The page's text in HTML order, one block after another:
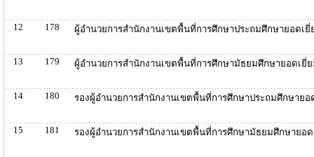
12 178 ผู้อำนวยการสำนักงานเขตพื้นที่การศึกษาประถมศึกษายอดเ
13 179 ผู้อำนวยการสำนักงานเขตพื้นที่การศึกษามัธยมศึกษายอดเยี่
14 180 รองผู้อำนวยการสำนักงานเขตพื้นที่การศึกษาประถมศึกษาย
15 181 รองผู้อำนวยการสำนักงานเขตพื้นที่การศึกษามัธยมศึกษายอ